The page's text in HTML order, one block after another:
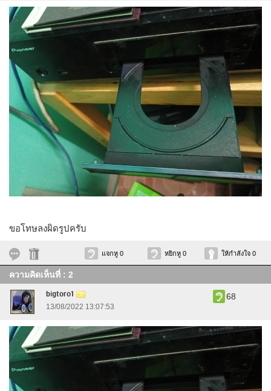
ขอโทษลงผิดรูปครับ
แจกหู 0 หยิกหู 0 ให้กำลังใจ 0
ความคิดเห็นที่ : 2
bigtoro1
13/08/2022 13:07:53
68